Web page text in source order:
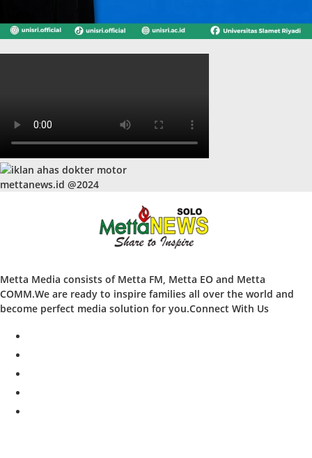
mettanews.id @2024
Metta Media consists of Metta FM, Metta EO and Metta
COMM.We are ready to inspire families all over the world and
become perfect media solution for you.Connect With Us